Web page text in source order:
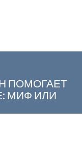
ПОМОГАЕТ
МИФ ИЛИ